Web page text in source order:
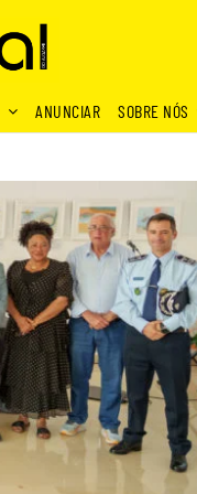
ANUNCIAR SOBRE NÓS